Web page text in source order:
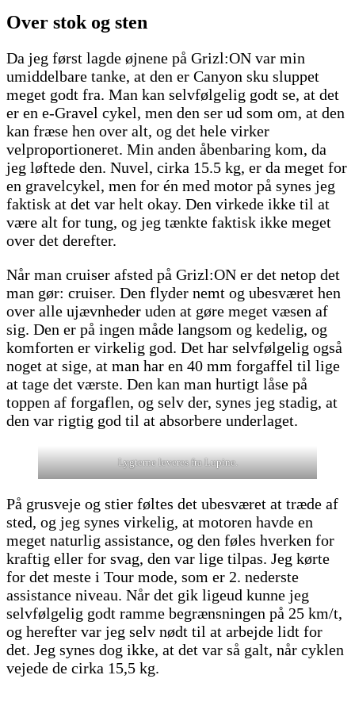
Over stok og sten
Da jeg først lagde øjnene på Grizl:ON var min
umiddelbare tanke, at den er Canyon sku sluppet
meget godt fra. Man kan selvfølgelig godt se, at det
er en e-Gravel cykel, men den ser ud som om, at den
kan fræse hen over alt, og det hele virker
velproportioneret. Min anden åbenbaring kom, da
jeg løftede den. Nuvel, cirka 15.5 kg, er da meget for
en gravelcykel, men for én med motor på synes jeg
faktisk at det var helt okay. Den virkede ikke til at
være alt for tung, og jeg tænkte faktisk ikke meget
over det derefter.
Når man cruiser afsted på Grizl:ON er det netop det
man gør: cruiser. Den flyder nemt og ubesværet hen
over alle ujævnheder uden at gøre meget væsen af
sig. Den er på ingen måde langsom og kedelig, og
komforten er virkelig god. Det har selvfølgelig også
noget at sige, at man har en 40 mm forgaffel til lige
at tage det værste. Den kan man hurtigt låse på
toppen af forgaflen, og selv der, synes jeg stadig, at
den var rigtig god til at absorbere underlaget.
Lygterne leveres fra Lupine.
På grusveje og stier føltes det ubesværet at træde af
sted, og jeg synes virkelig, at motoren havde en
meget naturlig assistance, og den føles hverken for
kraftig eller for svag, den var lige tilpas. Jeg kørte
for det meste i Tour mode, som er 2. nederste
assistance niveau. Når det gik ligeud kunne jeg
selvfølgelig godt ramme begrænsningen på 25 km/t,
og herefter var jeg selv nødt til at arbejde lidt for
det. Jeg synes dog ikke, at det var så galt, når cyklen
vejede de cirka 15,5 kg.